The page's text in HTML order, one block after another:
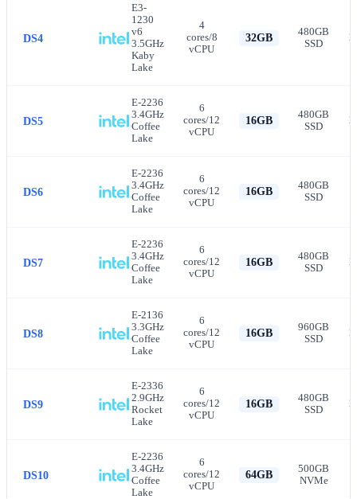
DS4
E3-
1230
v6
3.5GHz
Kaby
Lake
4
cores/8
vCPU
32GB
480GB
SSD
DS5
E-2236
3.4GHz
Coffee
Lake
6
cores/12
vCPU
16GB
480GB
SSD
DS6
E-2236
3.4GHz
Coffee
Lake
6
cores/12
vCPU
16GB
480GB
SSD
DS7
E-2236
3.4GHz
Coffee
Lake
6
cores/12
vCPU
16GB
480GB
SSD
DS8
E-2136
3.3GHz
Coffee
Lake
6
cores/12
vCPU
16GB
960GB
SSD
DS9
E-2336
2.9GHz
Rocket
Lake
6
cores/12
vCPU
16GB
480GB
SSD
DS10
E-2236
3.4GHz
Coffee
Lake
6
cores/12
vCPU
64GB
500GB
NVMe